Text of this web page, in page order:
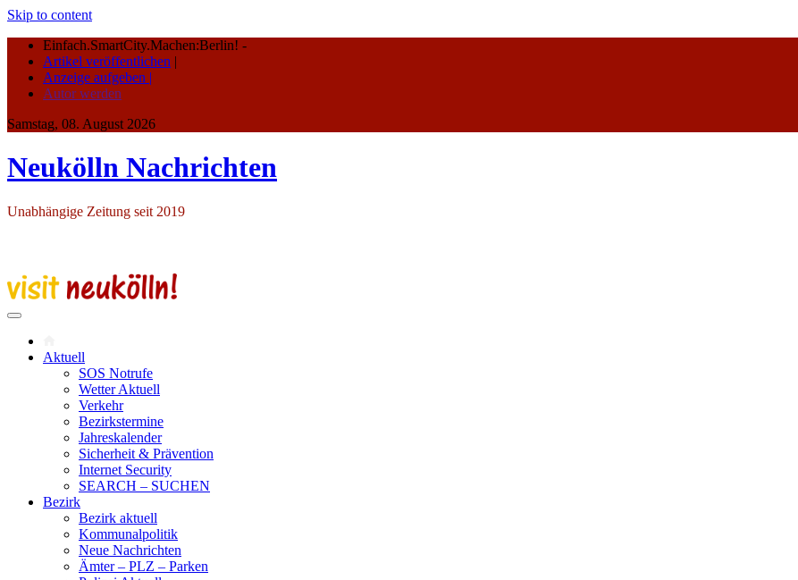
Skip to content
Einfach.SmartCity.Machen:Berlin! -
Artikel veröffentlichen |
Anzeige aufgeben |
Autor werden
Samstag, 08. August 2026
Neukölln Nachrichten
Unabhängige Zeitung seit 2019
Aktuell
SOS Notrufe
Wetter Aktuell
Verkehr
Bezirkstermine
Jahreskalender
Sicherheit & Prävention
Internet Security
SEARCH – SUCHEN
Bezirk
Bezirk aktuell
Kommunalpolitik
Neue Nachrichten
Ämter – PLZ – Parken